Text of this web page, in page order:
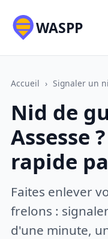
WASPP
Accueil › Signaler un
Nid de
Assesse
rapide
Faites enlever
frelons :
d'une minute,